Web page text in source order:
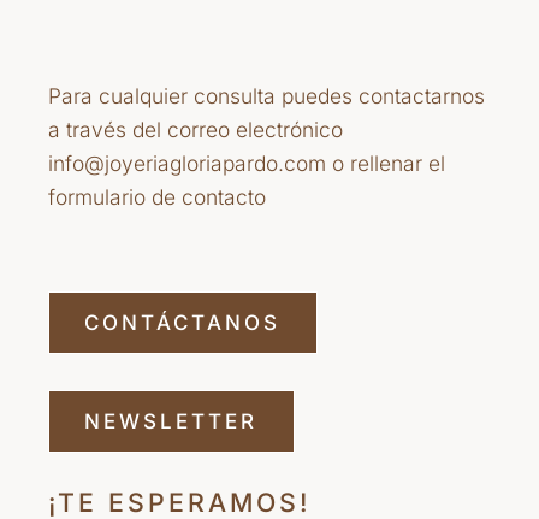
Para cualquier consulta puedes contactarnos
a través del correo electrónico
info@joyeriagloriapardo.com o rellenar el
formulario de contacto
CONTÁCTANOS
NEWSLETTER
¡TE ESPERAMOS!